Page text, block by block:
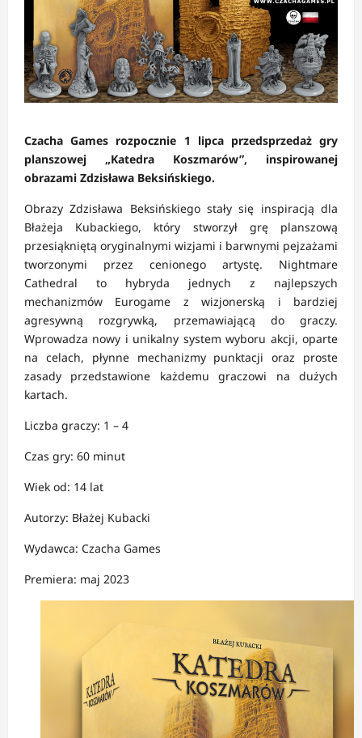
Czacha Games rozpocznie 1 lipca przedsprzedaż gry
planszowej „Katedra Koszmarów”, inspirowanej
obrazami Zdzisława Beksińskiego.
Obrazy Zdzisława Beksińskiego stały się inspiracją dla
Błażeja Kubackiego, który stworzył grę planszową
przesiąkniętą oryginalnymi wizjami i barwnymi pejzażami
tworzonymi przez cenionego artystę. Nightmare
Cathedral to hybryda jednych z najlepszych
mechanizmów Eurogame z wizjonerską i bardziej
agresywną rozgrywką, przemawiającą do graczy.
Wprowadza nowy i unikalny system wyboru akcji, oparte
na celach, płynne mechanizmy punktacji oraz proste
zasady przedstawione każdemu graczowi na dużych
kartach.
Liczba graczy: 1 – 4
Czas gry: 60 minut
Wiek od: 14 lat
Autorzy: Błażej Kubacki
Wydawca: Czacha Games
Premiera: maj 2023